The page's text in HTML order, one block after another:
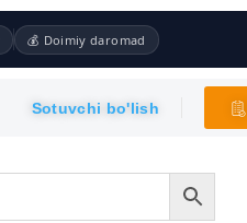
💰 Doimiy daromad
Sotuvchi bo'lish